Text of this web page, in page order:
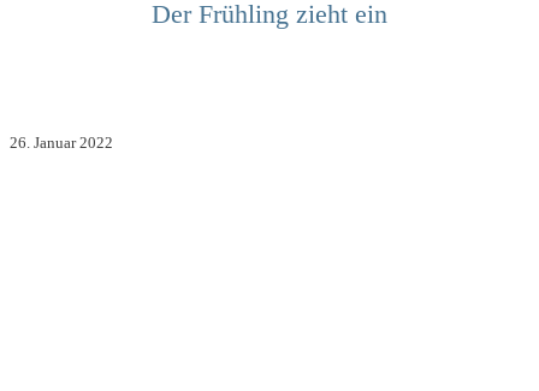
Der Frühling zieht ein
26. Januar 2022